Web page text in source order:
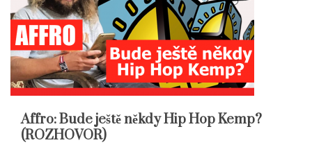
Affro: Bude ještě někdy Hip Hop Kemp?
(ROZHOVOR)